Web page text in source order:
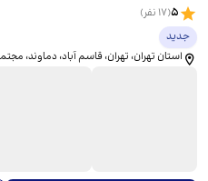
5
(
17 نفر)
جدید
استان تهران، تهران، قاسم آباد، دماوند،